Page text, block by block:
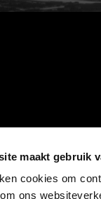
maakt gebruik
cookies om
ons